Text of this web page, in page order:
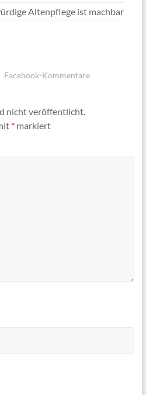
Altenpflege ist machbar
Facebook-Kommentare
nicht veröffentlicht.
*markiert